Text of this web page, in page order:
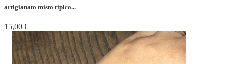
artigianato misto tipico...
15,00 €